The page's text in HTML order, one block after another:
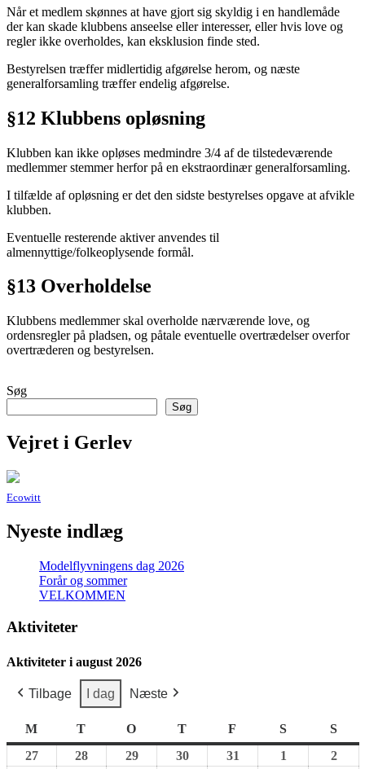
Når et medlem skønnes at have gjort sig skyldig i en handlemåde
der kan skade klubbens anseelse eller interesser, eller hvis love og
regler ikke overholdes, kan eksklusion finde sted.
Bestyrelsen træffer midlertidig afgørelse herom, og næste
generalforsamling træffer endelig afgørelse.
§12 Klubbens opløsning
Klubben kan ikke opløses medmindre 3/4 af de tilstedeværende
medlemmer stemmer herfor på en ekstraordinær generalforsamling.
I tilfælde af opløsning er det den sidste bestyrelses opgave at afvikle
klubben.
Eventuelle resterende aktiver anvendes til
almennyttige/folkeoplysende formål.
§13 Overholdelse
Klubbens medlemmer skal overholde nærværende love, og
ordensregler på pladsen, og påtale eventuelle overtrædelser overfor
overtræderen og bestyrelsen.
Søg
Søg
Vejret i Gerlev
Ecowitt
Nyeste indlæg
Modelflyvningens dag 2026
Forår og sommer
VELKOMMEN
Aktiviteter
Aktiviteter i august 2026
Tilbage I dag Næste
M mandagT O Ttorsdag F Slørdag S
27
28 2929.
3030.
31 1 22.